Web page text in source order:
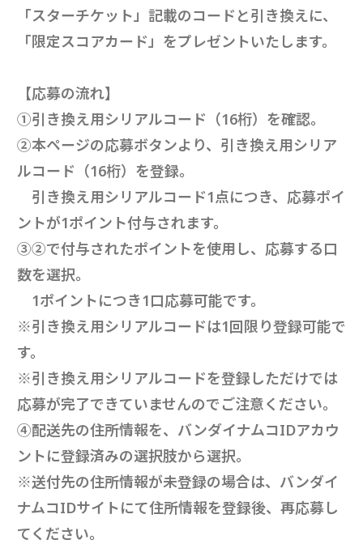
「スターチケット」記載のコードと引き換えに、
「限定スコアカード」をプレゼントいたします。
【応募の流れ】
①引き換え用シリアルコード（16桁）を確認。
②本ページの応募ボタンより、引き換え用シリア
ルコード（16桁）を登録。
引き換え用シリアルコード1点につき、応募ポイ
ントが1ポイント付与されます。
③②で付与されたポイントを使用し、応募する口
数を選択。
1ポイントにつき1口応募可能です。
※引き換え用シリアルコードは1回限り登録可能で
す。
※引き換え用シリアルコードを登録しただけでは
応募が完了できていませんのでご注意ください。
④配送先の住所情報を、バンダイナムコIDアカウ
ントに登録済みの選択肢から選択。
※送付先の住所情報が未登録の場合は、バンダイ
ナムコIDサイトにて住所情報を登録後、再応募し
てください。